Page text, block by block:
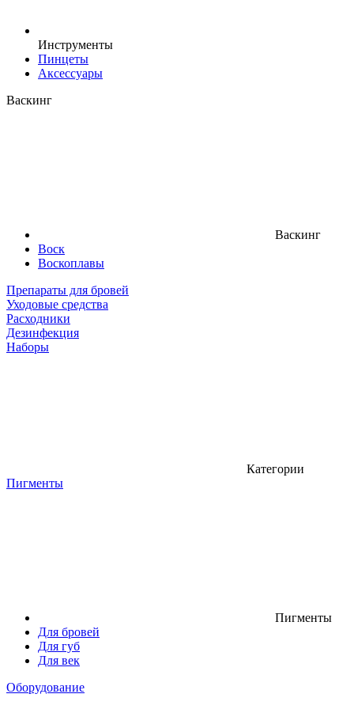
Инструменты
Пинцеты
Аксессуары
Васкинг
Васкинг
Воск
Воскоплавы
Препараты для бровей
Уходовые средства
Расходники
Дезинфекция
Наборы
Категории
Пигменты
Пигменты
Для бровей
Для губ
Для век
Оборудование